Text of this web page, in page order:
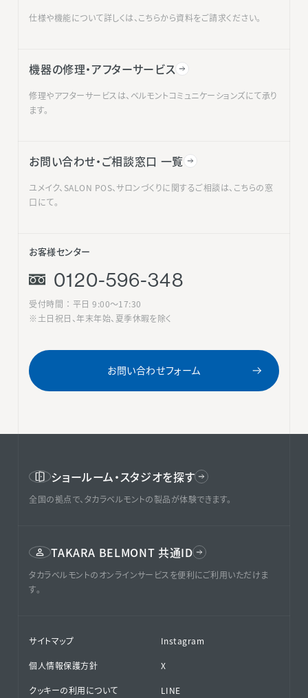
仕様や機能について詳しくは、こちらから資料をご請求ください。
機器の修理・アフターサービス
修理やアフターサービスは、ベルモントコミュニケーションズにて承り
ます。
お問い合わせ・ご相談窓口 一覧
ユメイク、SALON POS、サロンづくりに関するご相談は、こちらの窓
口にて。
お客様センター
0120-596-348
受付時間 ： 平日 9:00〜17:30
※土日祝日、年末年始、夏季休暇を除く
お問い合わせフォーム
ショールーム・スタジオを探す
全国の拠点で、タカラベルモントの製品が体験できます。
TAKARA BELMONT 共通ID
タカラベルモントのオンラインサービスを便利にご利用いただけま
す。
サイトマップ
個人情報保護方針
クッキーの利用について
Instagram
X
LINE